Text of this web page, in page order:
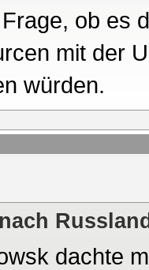
ob es
mit der
würden.
dachte